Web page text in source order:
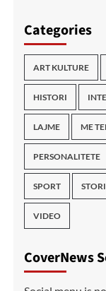
Categories
ART KULTURE
HISTORI
LAJME ME
PERSONALITETE
SPORT
VIDEO
CoverNews